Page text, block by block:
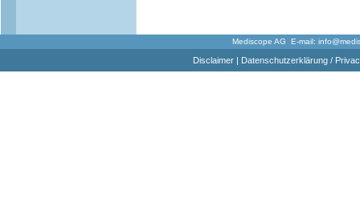
Mediscope AG E-mail:
Disclaimer| Datenschutzerklärung /